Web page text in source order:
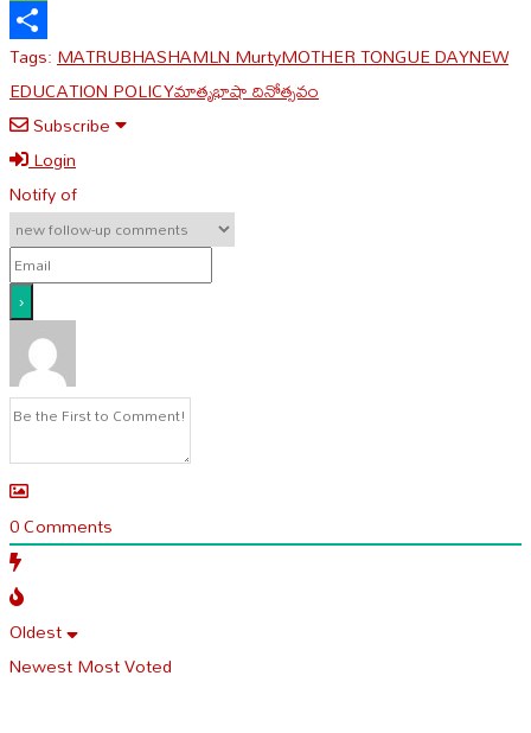
Message
Share
Tags:MATRUBHASHAMLN MurtyMOTHER TONGUE DAYNEW
EDUCATION POLICYమాతృభాషా దినోత్సవం
Subscribe
Login
Notify of
0Comments
Oldest
NewestMost Voted